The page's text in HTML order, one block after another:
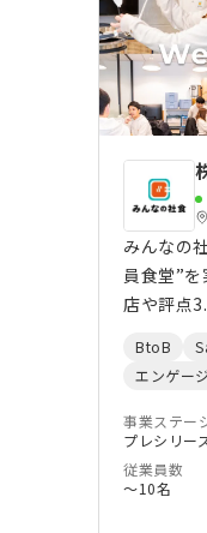
みんなの
員食堂”
店や評点
会話が生
私たちは
事を日常
戦を続け
BtoB
エンゲー
事業ステー
プレシリー
従業員数
〜10名